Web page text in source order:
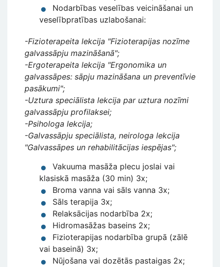
Nodarbības veselības veicināšanai un
veselībpratības uzlabošanai:
-Fizioterapeita lekcija "Fizioterapijas nozīme
galvassāpju mazināšanā";
-Ergoterapeita lekcija "Ergonomika un
galvassāpes: sāpju mazināšana un preventīvie
pasākumi";
-Uztura speciālista lekcija par uztura nozīmi
galvassāpju profilaksei;
-Psihologa lekcija;
-Galvassāpju speciālista, neirologa lekcija
"Galvassāpes un rehabilitācijas iespējas";
Vakuuma masāža plecu joslai vai
klasiskā masāža (30 min) 3x;
Broma vanna vai sāls vanna 3x;
Sāls terapija 3x;
Relaksācijas nodarbība 2x;
Hidromasāžas baseins 2x;
Fizioterapijas nodarbība grupā (zālē
vai baseinā) 3x;
Nūjošana vai dozētās pastaigas 2x;